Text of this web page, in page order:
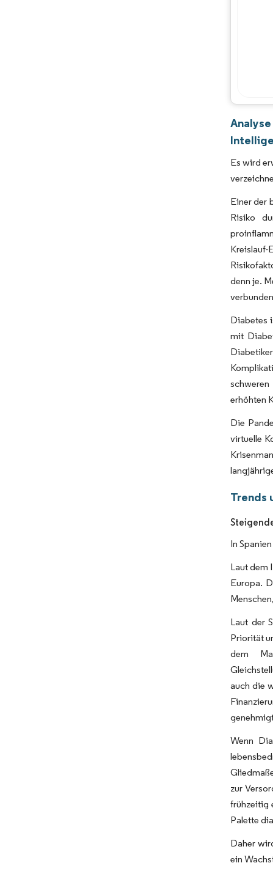
Es wird
Einer der
Risiko
Kreislauf-
denn je.
Diabetes
mit
erhöhten
Die
virtuelle
Trends
In
Laut dem
Europa.
Laut der
Priorität
dem
auch die
Wenn
zur
frühzeitig
Palette
Daher
ein